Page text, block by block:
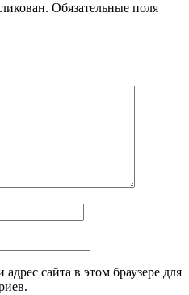
Обязательные поля
сайта в этом браузере для